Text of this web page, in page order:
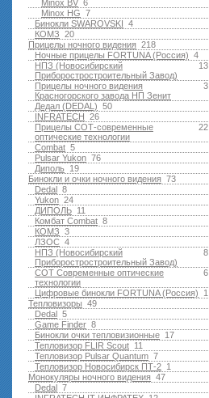
6
Minox BV
7
Minox HG
4
Бинокли SWAROVSKI
20
КОМЗ
218
Прицелы ночного видения
4
Ночные прицелы FORTUNA (Россия)
13
НПЗ (Новосибирский
Приборостростроительный Завод)
3
Прицелы ночного видения
Красногорского завода НП Зенит
50
Дедал (DEDAL)
26
INFRATECH
22
Прицелы СОТ-современные
оптические технологии
5
Combat
76
Pulsar Yukon
19
Диполь
73
Бинокли и очки ночного видения
8
Dedal
24
Yukon
11
ДИПОЛЬ
8
Комбат Combat
3
КОМЗ
4
ЛЗОС
8
НПЗ (Новосибирский
Приборостростроительный Завод)
6
СОТ Современные оптические
технологии
1
Цифровые бинокли FORTUNA (Россия)
49
Тепловизоры
5
Dedal
8
Game Finder
17
Бинокли очки тепловизионные
11
Тепловизор FLIR Scout
7
Тепловизор Pulsar Quantum
1
Тепловизор Новосибирск ПТ-2
47
Монокуляры ночного видения
7
Dedal